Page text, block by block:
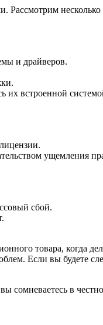
и драйверов.
их встроенной
ущемления
сбой.
товара,
Если вы будете
в